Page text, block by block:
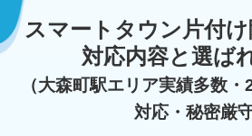
スマートタウン片付
対応内容と選ば
（大森町駅エリア実績多数
対応・秘密厳守